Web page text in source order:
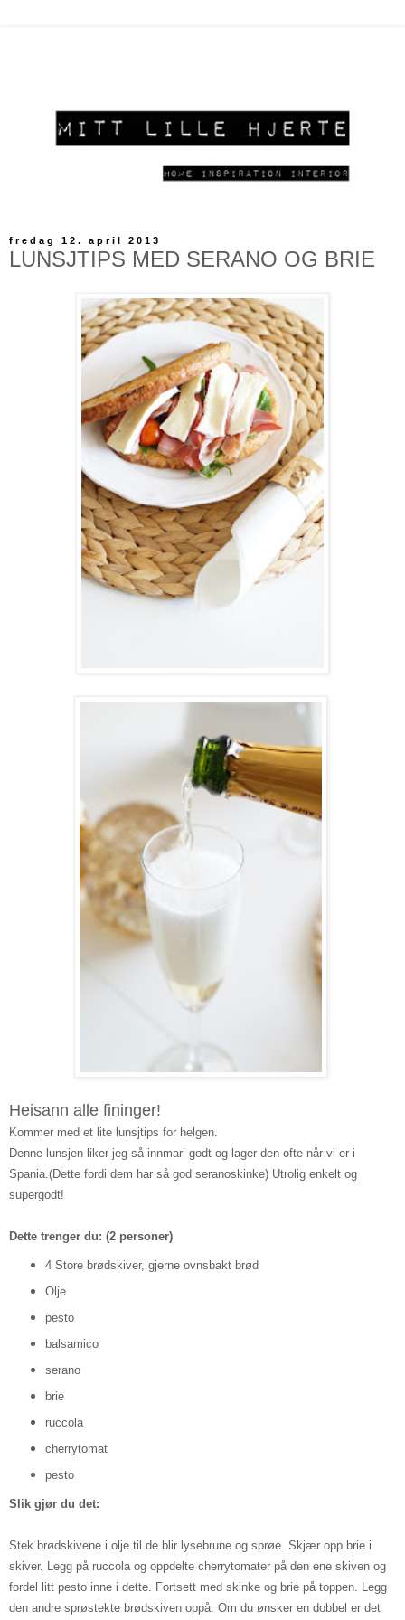
fredag 12. april 2013
LUNSJTIPS MED SERANO OG BRIE
Heisann alle fininger!
Kommer med et lite lunsjtips for helgen.
Denne lunsjen liker jeg så innmari godt og lager den ofte når vi er i
Spania.(Dette fordi dem har så god seranoskinke) Utrolig enkelt og
supergodt!
Dette trenger du: (2 personer)
4 Store brødskiver, gjerne ovnsbakt brød
Olje
pesto
balsamico
serano
brie
ruccola
cherrytomat
pesto
Slik gjør du det:
Stek brødskivene i olje til de blir lysebrune og sprøe. Skjær opp brie i
skiver. Legg på ruccola og oppdelte cherrytomater på den ene skiven og
fordel litt pesto inne i dette. Fortsett med skinke og brie på toppen. Legg
den andre sprøstekte brødskiven oppå. Om du ønsker en dobbel er det